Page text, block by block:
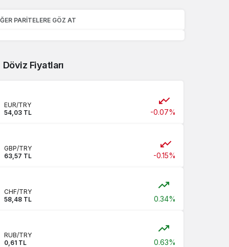
PARITELERE GÖZ AT
Döviz Fiyatları
EUR/TRY
54,03 TL
-0.07%
GBP/TRY
63,57 TL
-0.15%
CHF/TRY
58,48 TL
0.34%
RUB/TRY
0,61 TL
0.63%